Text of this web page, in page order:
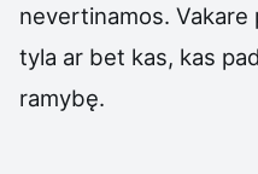
nevertinamos. Vakare
tyla ar bet kas, kas
ramybę.